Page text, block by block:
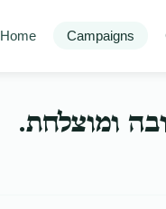
Home Campaigns
ומוצלחת.